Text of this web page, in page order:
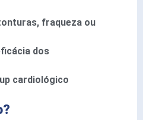
fraqueza ou
dos
cardiológico